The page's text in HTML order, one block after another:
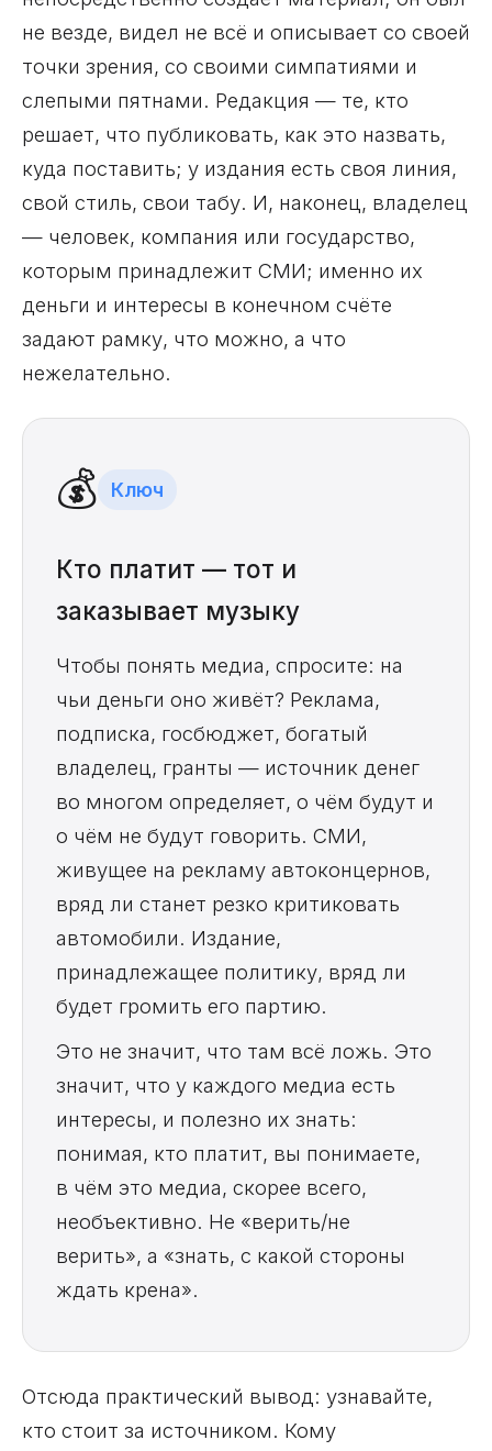
не везде, видел не всё и описывает со своей
точки зрения, со своими симпатиями и
слепыми пятнами. Редакция — те, кто
решает, что публиковать, как это назвать,
куда поставить; у издания есть своя линия,
свой стиль, свои табу. И, наконец, владелец
— человек, компания или государство,
которым принадлежит СМИ; именно их
деньги и интересы в конечном счёте
задают рамку, что можно, а что
нежелательно.
💰 Ключ
Кто платит — тот и
заказывает музыку
Чтобы понять медиа, спросите: на
чьи деньги оно живёт? Реклама,
подписка, госбюджет, богатый
владелец, гранты — источник денег
во многом определяет, о чём будут и
о чём не будут говорить. СМИ,
живущее на рекламу автоконцернов,
вряд ли станет резко критиковать
автомобили. Издание,
принадлежащее политику, вряд ли
будет громить его партию.
Это не значит, что там всё ложь. Это
значит, что у каждого медиа есть
интересы, и полезно их знать:
понимая, кто платит, вы понимаете,
в чём это медиа, скорее всего,
необъективно. Не «верить/не
верить», а «знать, с какой стороны
ждать крена».
Отсюда практический вывод: узнавайте,
кто стоит за источником. Кому